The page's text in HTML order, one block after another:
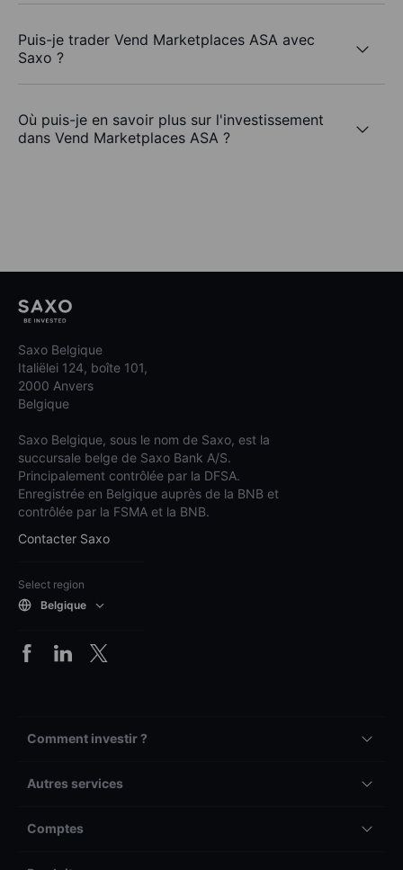
Puis-je trader Vend Marketplaces ASA avec
Saxo ?
Où puis-je en savoir plus sur l'investissement
dans Vend Marketplaces ASA ?
Saxo Belgique
Italiëlei 124, boîte 101,
2000 Anvers
Belgique
Saxo Belgique, sous le nom de Saxo, est la
succursale belge de Saxo Bank A/S.
Principalement contrôlée par la DFSA.
Enregistrée en Belgique auprès de la BNB et
contrôlée par la FSMA et la BNB.
Contacter Saxo
Select region
Belgique
Comment investir ?
Autres services
Comptes